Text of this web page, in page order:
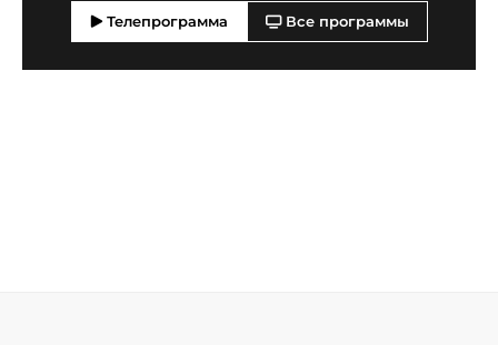
Телепрограмма Все программы